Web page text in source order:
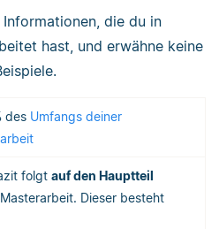
die du in
hast, und erwähne keine
des Umfangs deiner
folgt auf den Hauptteil
Dieser besteht